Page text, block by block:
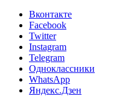
Вконтакте
Facebook
Twitter
Instagram
Telegram
Одноклассники
WhatsApp
Яндекс.Дзен